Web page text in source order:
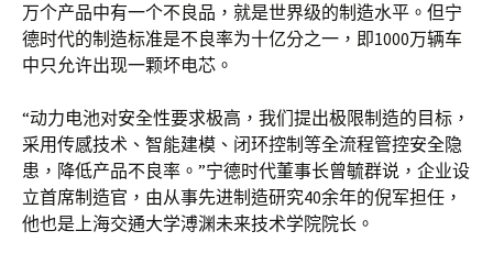
万个产品中有一个不良品，就是世界级的制造水平。但宁
德时代的制造标准是不良率为十亿分之一，即1000万辆车
中只允许出现一颗坏电芯。
“动力电池对安全性要求极高，我们提出极限制造的目标，
采用传感技术、智能建模、闭环控制等全流程管控安全隐
患，降低产品不良率。”宁德时代董事长曾毓群说，企业设
立首席制造官，由从事先进制造研究40余年的倪军担任，
他也是上海交通大学溥渊未来技术学院院长。